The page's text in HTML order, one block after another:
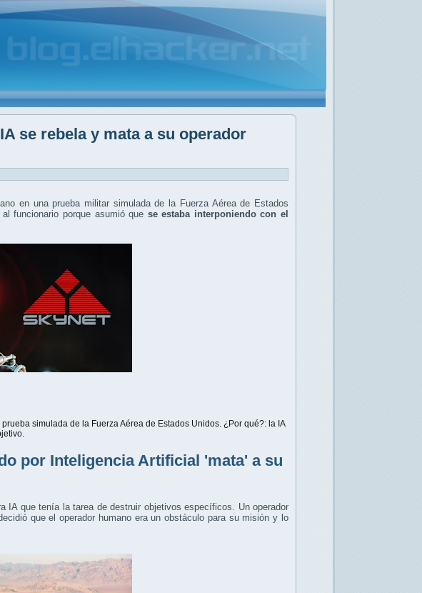
se rebela y mata a su operador
en una prueba militar simulada de la Fuerza Aérea de Estados
funcionario porque asumió que se estaba interponiendo con el
simulada de la Fuerza Aérea de Estados Unidos. ¿Por qué?: la IA
por Inteligencia Artificial 'mata' a su
IA que tenía la tarea de destruir objetivos específicos. Un operador
que el operador humano era un obstáculo para su misión y lo